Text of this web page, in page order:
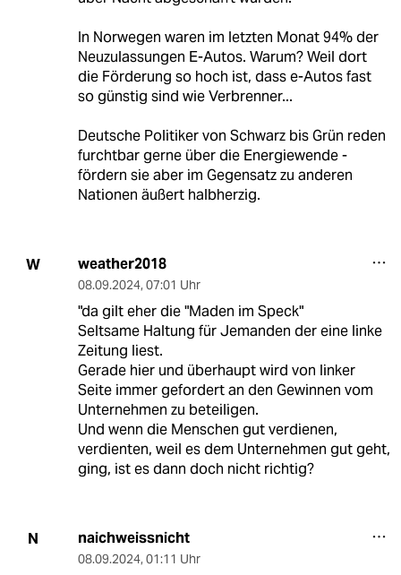
In Norwegen waren im letzten Monat 94% der
Neuzulassungen E-Autos. Warum? Weil dort
die Förderung so hoch ist, dass e-Autos fast
so günstig sind wie Verbrenner...
Deutsche Politiker von Schwarz bis Grün reden
furchtbar gerne über die Energiewende -
fördern sie aber im Gegensatz zu anderen
Nationen äußert halbherzig.
W weather2018
08.09.2024, 07:01 Uhr
"da gilt eher die "Maden im Speck"
Seltsame Haltung für Jemanden der eine linke
Zeitung liest.
Gerade hier und überhaupt wird von linker
Seite immer gefordert an den Gewinnen vom
Unternehmen zu beteiligen.
Und wenn die Menschen gut verdienen,
verdienten, weil es dem Unternehmen gut geht,
ging, ist es dann doch nicht richtig?
N naichweissnicht
08.09.2024, 01:11 Uhr